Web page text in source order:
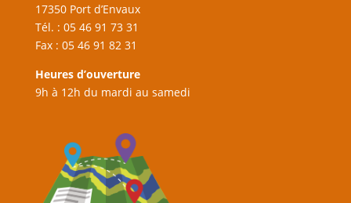
17350 Port d’Envaux
Tél. : 05 46 91 73 31
Fax : 05 46 91 82 31
Heures d’ouverture
9h à 12h du mardi au samedi